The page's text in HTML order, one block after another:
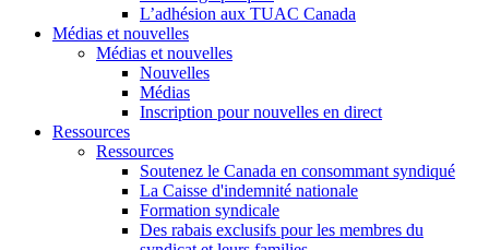
L’adhésion aux TUAC Canada
Médias et nouvelles
Médias et nouvelles
Nouvelles
Médias
Inscription pour nouvelles en direct
Ressources
Ressources
Soutenez le Canada en consommant syndiqué
La Caisse d'indemnité nationale
Formation syndicale
Des rabais exclusifs pour les membres du